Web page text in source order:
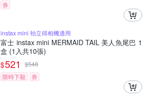
券
instax mini 拍立得相機適用
富士 instax mini MERMAID TAIL 美人魚尾巴 1
盒 (1入共10張)
$521 $548
限時下殺
券